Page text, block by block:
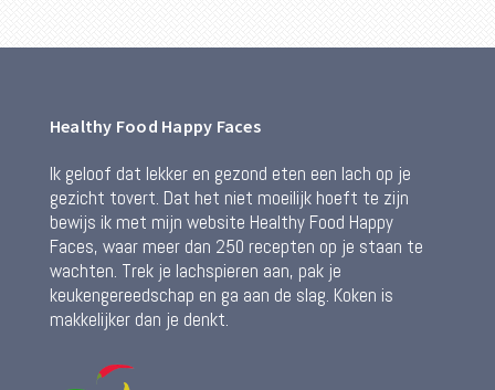
Healthy Food Happy Faces
Ik geloof dat lekker en gezond eten een lach op je
gezicht tovert. Dat het niet moeilijk hoeft te zijn
bewijs ik met mijn website Healthy Food Happy
Faces, waar meer dan 250 recepten op je staan te
wachten. Trek je lachspieren aan, pak je
keukengereedschap en ga aan de slag. Koken is
makkelijker dan je denkt.